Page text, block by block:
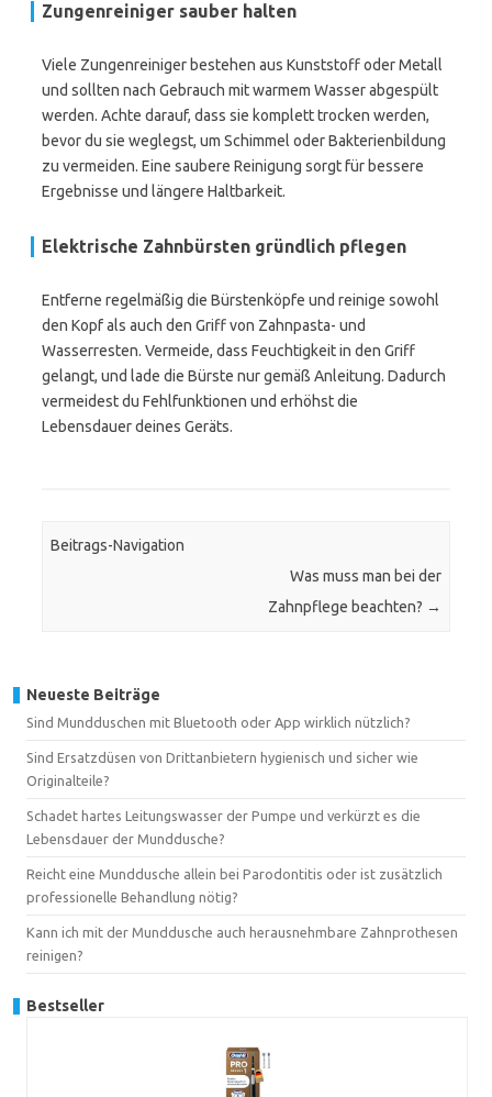
Zungenreiniger sauber halten
Viele Zungenreiniger bestehen aus Kunststoff oder Metall
und sollten nach Gebrauch mit warmem Wasser abgespült
werden. Achte darauf, dass sie komplett trocken werden,
bevor du sie weglegst, um Schimmel oder Bakterienbildung
zu vermeiden. Eine saubere Reinigung sorgt für bessere
Ergebnisse und längere Haltbarkeit.
Elektrische Zahnbürsten gründlich pflegen
Entferne regelmäßig die Bürstenköpfe und reinige sowohl
den Kopf als auch den Griff von Zahnpasta- und
Wasserresten. Vermeide, dass Feuchtigkeit in den Griff
gelangt, und lade die Bürste nur gemäß Anleitung. Dadurch
vermeidest du Fehlfunktionen und erhöhst die
Lebensdauer deines Geräts.
Beitrags-Navigation
Was muss man bei der
Zahnpflege beachten? →
Neueste Beiträge
Sind Mundduschen mit Bluetooth oder App wirklich nützlich?
Sind Ersatzdüsen von Drittanbietern hygienisch und sicher wie
Originalteile?
Schadet hartes Leitungswasser der Pumpe und verkürzt es die
Lebensdauer der Munddusche?
Reicht eine Munddusche allein bei Parodontitis oder ist zusätzlich
professionelle Behandlung nötig?
Kann ich mit der Munddusche auch herausnehmbare Zahnprothesen
reinigen?
Bestseller